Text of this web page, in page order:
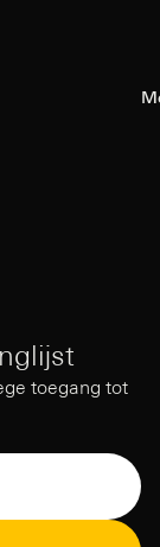
toegang tot